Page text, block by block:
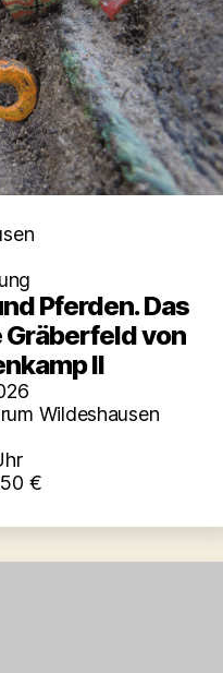
Pferden. Das
von
II
Wildeshausen
€